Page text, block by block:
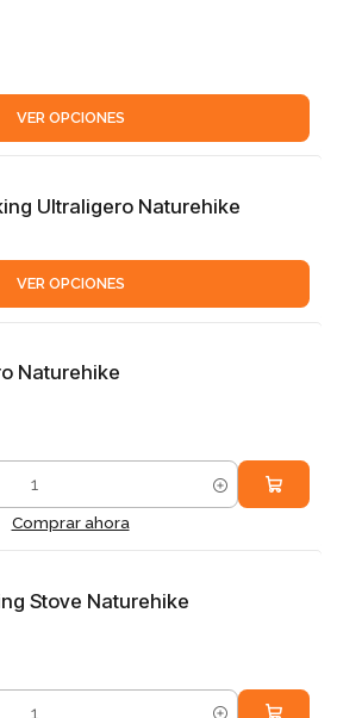
VER OPCIONES
Ultraligero Naturehike
VER OPCIONES
Naturehike
Comprar ahora
Stove Naturehike